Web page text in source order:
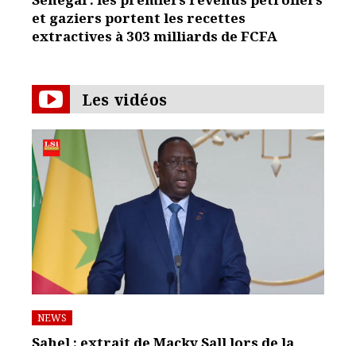
et gaziers portent les recettes
extractives à 303 milliards de FCFA
Les vidéos
NEWS
Sahel : extrait de Macky Sall lors de la